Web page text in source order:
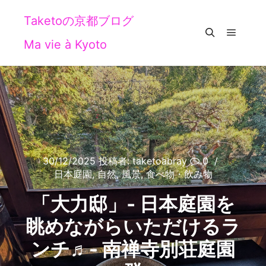
Taketoの京都ブログ
Ma vie à Kyoto
30/12/2025投稿者:taketoabray
0
日本庭園,自然,風景,食べ物・飲み物
「大力邸」‐ 日本庭園を
眺めながらいただけるラ
ンチ♬- 南禅寺別荘庭園